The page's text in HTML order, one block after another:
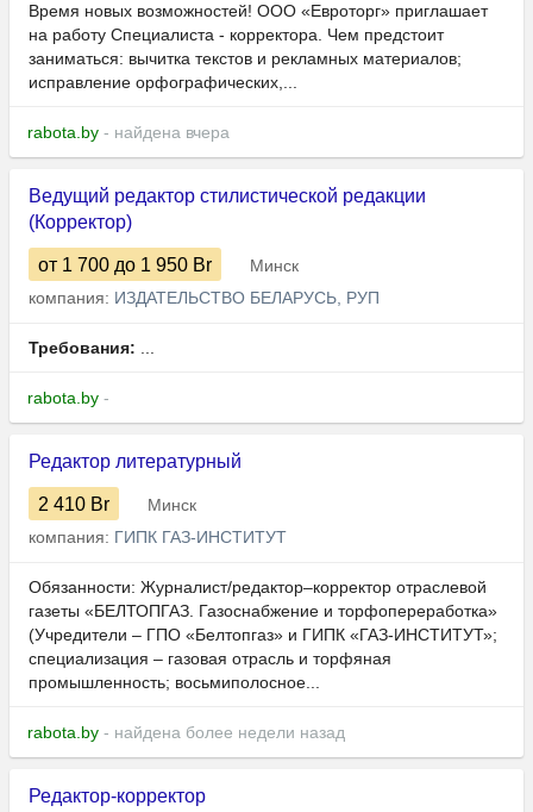
Время новых возможностей! ООО «Евроторг» приглашает
на работу Специалиста - корректора. Чем предстоит
заниматься: вычитка текстов и рекламных материалов;
исправление орфографических,...
rabota.by - найдена вчера
Ведущий редактор стилистической редакции
(Корректор)
от 1 700 до 1 950 Br
Минск
компания: ИЗДАТЕЛЬСТВО БЕЛАРУСЬ, РУП
Требования: ...
rabota.by -
Редактор литературный
2 410 Br
Минск
компания: ГИПК ГАЗ-ИНСТИТУТ
Обязанности: Журналист/редактор–корректор отраслевой
газеты «БЕЛТОПГАЗ. Газоснабжение и торфопереработка»
(Учредители – ГПО «Белтопгаз» и ГИПК «ГАЗ-ИНСТИТУТ»;
специализация – газовая отрасль и торфяная
промышленность; восьмиполосное...
rabota.by - найдена более недели назад
Редактор-корректор